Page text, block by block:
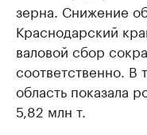
зерна. Снижение
Краснодарский
валовой сбор
соответственно. В
область показала
5,82 млн т.